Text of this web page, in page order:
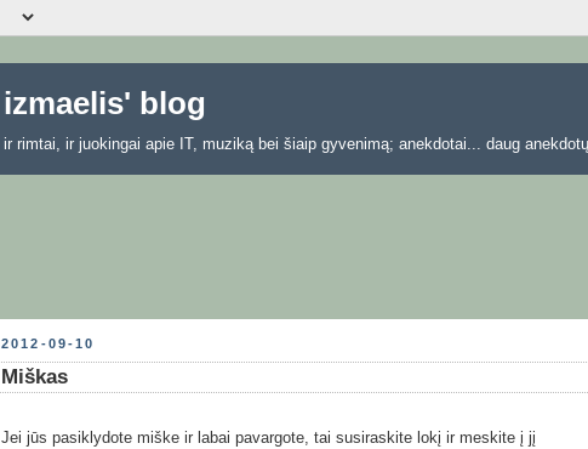
izmaelis' blog
ir rimtai, ir juokingai apie IT, muziką bei šiaip gyvenimą; anekdotai... daug
2012-09-10
Miškas
Jei jūs pasiklydote miške ir labai pavargote, tai susiraskite lokį ir meskite į jį